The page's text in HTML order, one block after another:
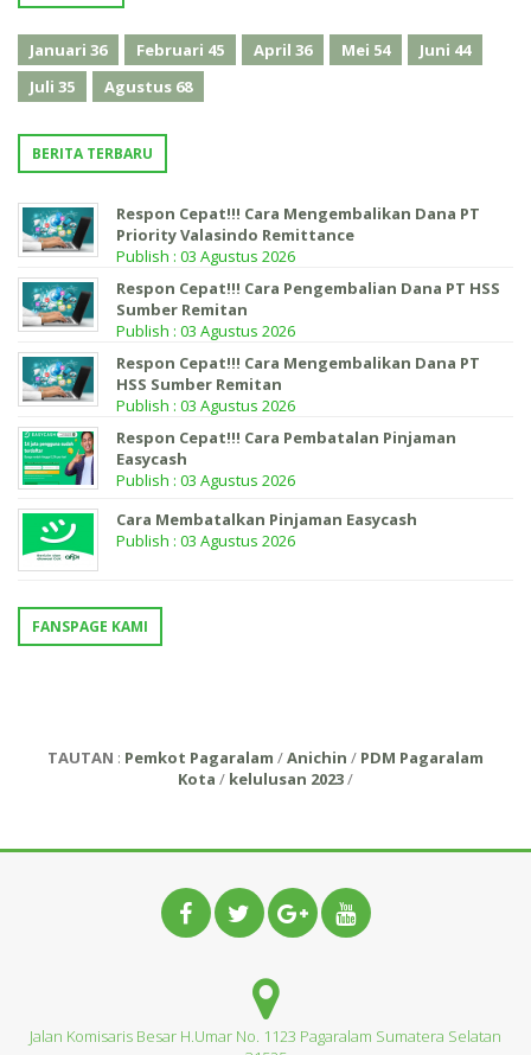
Januari 36 Februari 45 April 36 Mei 54 Juni 44
Juli 35 Agustus 68
BERITA TERBARU
Respon Cepat!!! Cara Mengembalikan Dana PT
Priority Valasindo Remittance
Publish : 03 Agustus 2026
Respon Cepat!!! Cara Pengembalian Dana PT HSS
Sumber Remitan
Publish : 03 Agustus 2026
Respon Cepat!!! Cara Mengembalikan Dana PT
HSS Sumber Remitan
Publish : 03 Agustus 2026
Respon Cepat!!! Cara Pembatalan Pinjaman
Easycash
Publish : 03 Agustus 2026
Cara Membatalkan Pinjaman Easycash
Publish : 03 Agustus 2026
FANSPAGE KAMI
TAUTAN : Pemkot Pagaralam /Anichin / PDM Pagaralam
Kota / kelulusan 2023/
Jalan Komisaris Besar H.Umar No. 1123 Pagaralam Sumatera Selatan